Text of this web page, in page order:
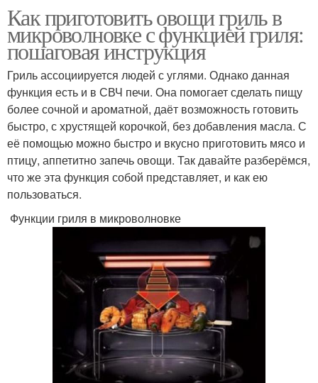
Как приготовить овощи гриль в
микроволновке с функцией гриля:
пошаговая инструкция
Гриль ассоциируется людей с углями. Однако данная
функция есть и в СВЧ печи. Она помогает сделать пищу
более сочной и ароматной, даёт возможность готовить
быстро, с хрустящей корочкой, без добавления масла. С
её помощью можно быстро и вкусно приготовить мясо и
птицу, аппетитно запечь овощи. Так давайте разберёмся,
что же эта функция собой представляет, и как ею
пользоваться.
Функции гриля в микроволновке